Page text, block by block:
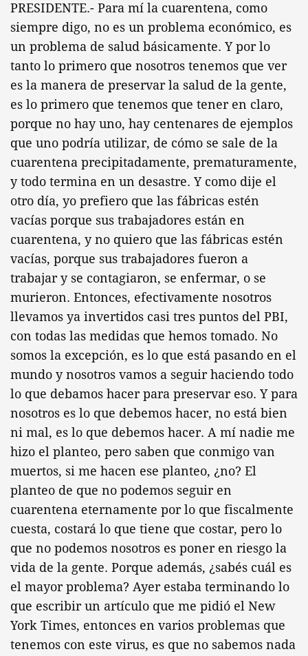
PRESIDENTE.- Para mí la cuarentena, como
siempre digo, no es un problema económico, es
un problema de salud básicamente. Y por lo
tanto lo primero que nosotros tenemos que ver
es la manera de preservar la salud de la gente,
es lo primero que tenemos que tener en claro,
porque no hay uno, hay centenares de ejemplos
que uno podría utilizar, de cómo se sale de la
cuarentena precipitadamente, prematuramente,
y todo termina en un desastre. Y como dije el
otro día, yo prefiero que las fábricas estén
vacías porque sus trabajadores están en
cuarentena, y no quiero que las fábricas estén
vacías, porque sus trabajadores fueron a
trabajar y se contagiaron, se enfermar, o se
murieron. Entonces, efectivamente nosotros
llevamos ya invertidos casi tres puntos del PBI,
con todas las medidas que hemos tomado. No
somos la excepción, es lo que está pasando en el
mundo y nosotros vamos a seguir haciendo todo
lo que debamos hacer para preservar eso. Y para
nosotros es lo que debemos hacer, no está bien
ni mal, es lo que debemos hacer. A mí nadie me
hizo el planteo, pero saben que conmigo van
muertos, si me hacen ese planteo, ¿no? El
planteo de que no podemos seguir en
cuarentena eternamente por lo que fiscalmente
cuesta, costará lo que tiene que costar, pero lo
que no podemos nosotros es poner en riesgo la
vida de la gente. Porque además, ¿sabés cuál es
el mayor problema? Ayer estaba terminando lo
que escribir un artículo que me pidió el New
York Times, entonces en varios problemas que
tenemos con este virus, es que no sabemos nada